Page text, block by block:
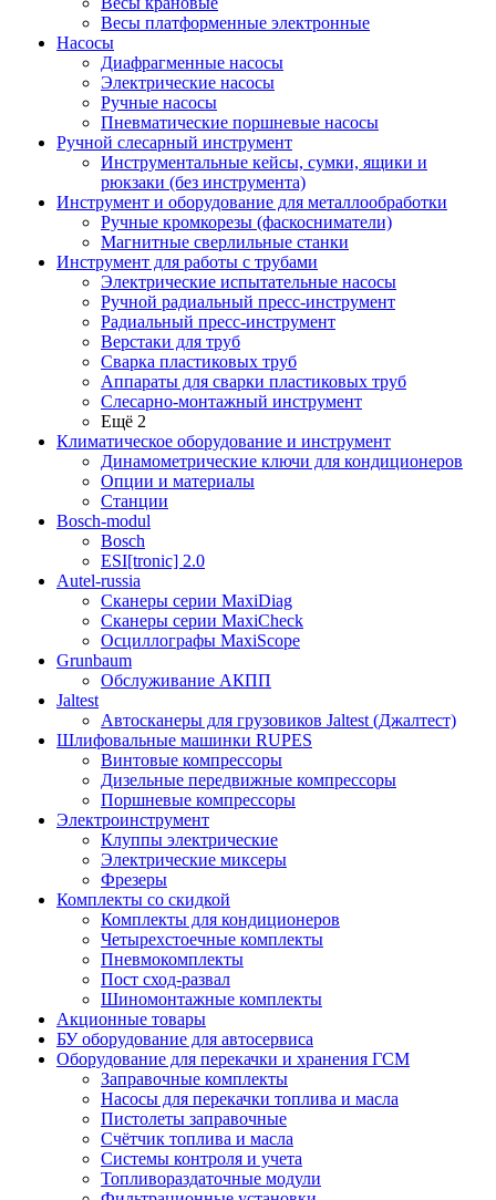
Весы платформенные электронные
Насосы
Диафрагменные насосы
Электрические насосы
Ручные насосы
Пневматические поршневые насосы
Ручной слесарный инструмент
Инструментальные кейсы, сумки, ящики и
рюкзаки (без инструмента)
Инструмент и оборудование для металлообработки
Ручные кромкорезы (фаскосниматели)
Магнитные сверлильные станки
Инструмент для работы с трубами
Электрические испытательные насосы
Ручной радиальный пресс-инструмент
Радиальный пресс-инструмент
Верстаки для труб
Сварка пластиковых труб
Аппараты для сварки пластиковых труб
Слесарно-монтажный инструмент
Ещё 2
Климатическое оборудование и инструмент
Динамометрические ключи для кондиционеров
Опции и материалы
Станции
Bosch-modul
Bosch
ESI[tronic] 2.0
Autel-russia
Сканеры серии MaxiDiag
Сканеры серии MaxiCheck
Осциллографы MaxiScope
Grunbaum
Обслуживание АКПП
Jaltest
Автосканеры для грузовиков Jaltest (Джалтест)
Шлифовальные машинки RUPES
Винтовые компрессоры
Дизельные передвижные компрессоры
Поршневые компрессоры
Электроинструмент
Клуппы электрические
Электрические миксеры
Фрезеры
Комплекты со скидкой
Комплекты для кондиционеров
Четырехстоечные комплекты
Пневмокомплекты
Пост сход-развал
Шиномонтажные комплекты
Акционные товары
БУ оборудование для автосервиса
Оборудование для перекачки и хранения ГСМ
Заправочные комплекты
Насосы для перекачки топлива и масла
Пистолеты заправочные
Счётчик топлива и масла
Системы контроля и учета
Топливораздаточные модули